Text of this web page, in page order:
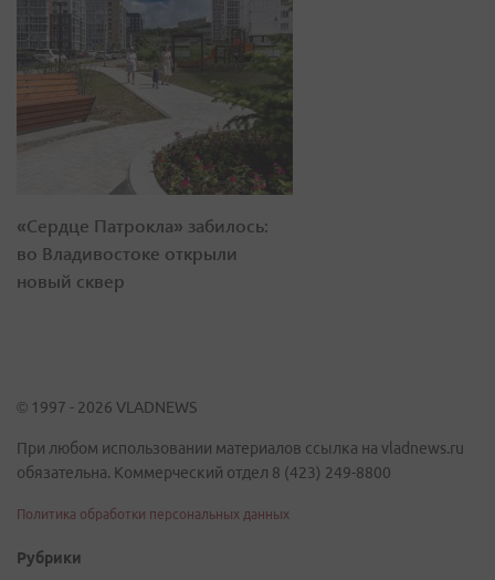
«Сердце Патрокла» забилось:
во Владивостоке открыли
новый сквер
© 1997 - 2026 VLADNEWS
При любом использовании материалов ссылка на vladnews.ru
обязательна. Коммерческий отдел 8 (423) 249-8800
Политика обработки персональных данных
Рубрики